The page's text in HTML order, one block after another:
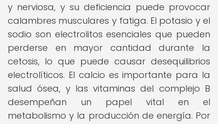
y nerviosa, y su deficiencia puede provocar
calambres musculares y fatiga. El potasio y el
sodio son electrolitos esenciales que pueden
perderse en mayor cantidad durante la
cetosis, lo que puede causar desequilibrios
electrolíticos. El calcio es importante para la
salud ósea, y las vitaminas del complejo B
desempeñan un papel vital en el
metabolismo y la producción de energía. Por